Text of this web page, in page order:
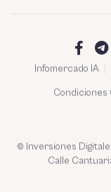
Infomercado IA
Condiciones
© Inversiones
Calle